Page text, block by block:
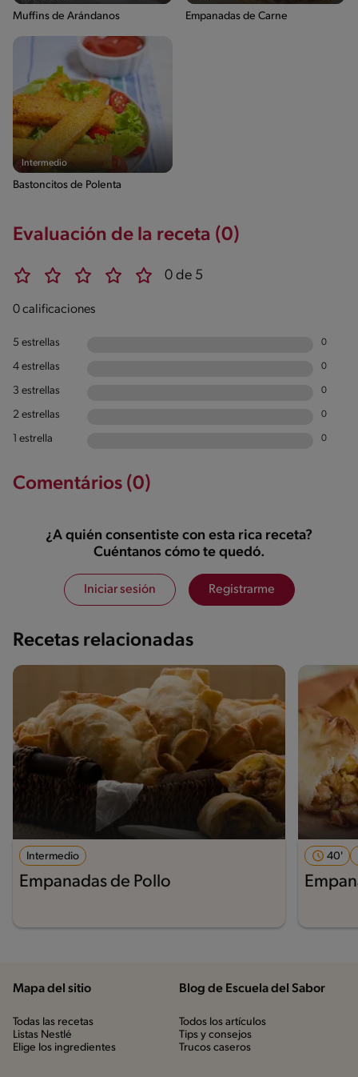
Muffins de Arándanos Empanadas de Carne
Intermedio
Bastoncitos de Polenta
Evaluación de la receta (0)
0 de 5
0 calificaciones
5 estrellas 0
4 estrellas 0
3 estrellas 0
2 estrellas 0
1 estrella 0
Comentários (0)
¿A quién consentiste con esta rica receta?
Cuéntanos cómo te quedó.
Iniciar sesión Registrarme
Recetas relacionadas
Intermedio
Empanadas de Pollo
40'
Mapa del sitio
Todas las recetas
Listas Nestlé
Elige los ingredientes
Blog de Escuela del Sabor
Todos los artículos
Tips y consejos
Trucos caseros